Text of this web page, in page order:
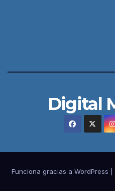
Digital
Funciona gracias a WordPress